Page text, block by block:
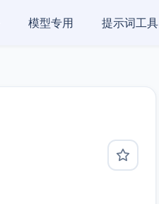
模型专用 提示词工具